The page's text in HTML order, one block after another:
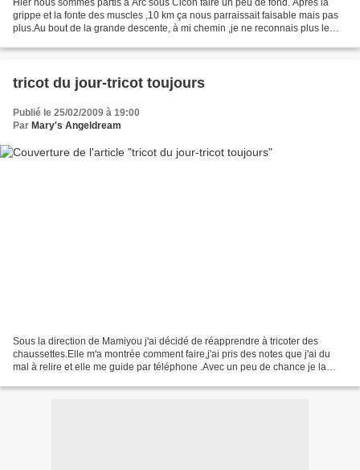
Hier nous sommes partis à Arc sous Cicon faire un peu de fond. Après la
grippe et la fonte des muscles ,10 km ça nous parraissait faisable mais pas
plus.Au bout de la grande descente, à mi chemin ,je ne reconnais plus le
tricot du jour-tricot toujours
Publié le 25/02/2009 à 19:00
Par Mary's Angeldream
Sous la direction de Mamiyou j'ai décidé de réapprendre à tricoter des
chaussettes.Elle m'a montrée comment faire,j'ai pris des notes que j'ai du
mal à relire et elle me guide par téléphone .Avec un peu de chance je la